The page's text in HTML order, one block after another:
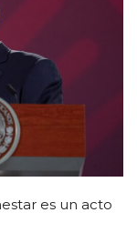
es un acto